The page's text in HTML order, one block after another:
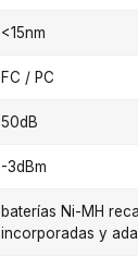
<15nm
FC / PC
50dB
-3dBm
baterías Ni-MH
incorporadas y